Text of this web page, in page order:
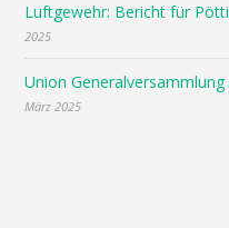
Luftgewehr: Bericht für
2025
Union
März 2025